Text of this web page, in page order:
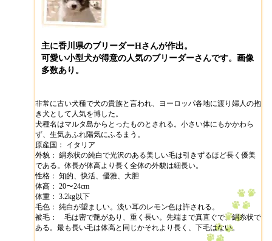
主に香川県のブリーダーHさんが作出。
可愛い小型犬が得意の人気のブリーダーさんです。画像
多数あり。
非常に古い犬種で犬の貴族と言われ、ヨーロッパ各地に渡り婦人の抱
き犬として人気を博した。
犬種名はマルタ島からとったものとされる。小さい体にもかかわら
ず、生気あふれ陽気にふるまう。
原産国： イタリア
外貌： 絹糸状の純白で光沢のある美しい毛は引きずるほど長く優美
である。体長が体高より長く全体の外貌は細長い。
性格： 知的、快活、優雅、大胆
体高： 20〜24cm
体重： 3.2kg以下
毛色： 純白が望ましい。淡い耳のレモン色は許される。
被毛： 毛は密で艶があり、重く長い。先端まで真直ぐで、絹糸状で
ある。最も長い毛は体高と同じかそれより長く、下毛はない。